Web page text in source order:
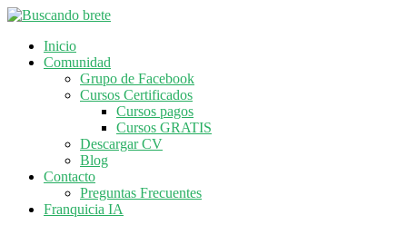
Inicio
Comunidad
Grupo de Facebook
Cursos Certificados
Cursos pagos
Cursos GRATIS
Descargar CV
Blog
Contacto
Preguntas Frecuentes
Franquicia IA